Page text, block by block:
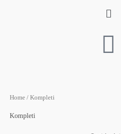
Menu
Home / Kompleti
Kompleti